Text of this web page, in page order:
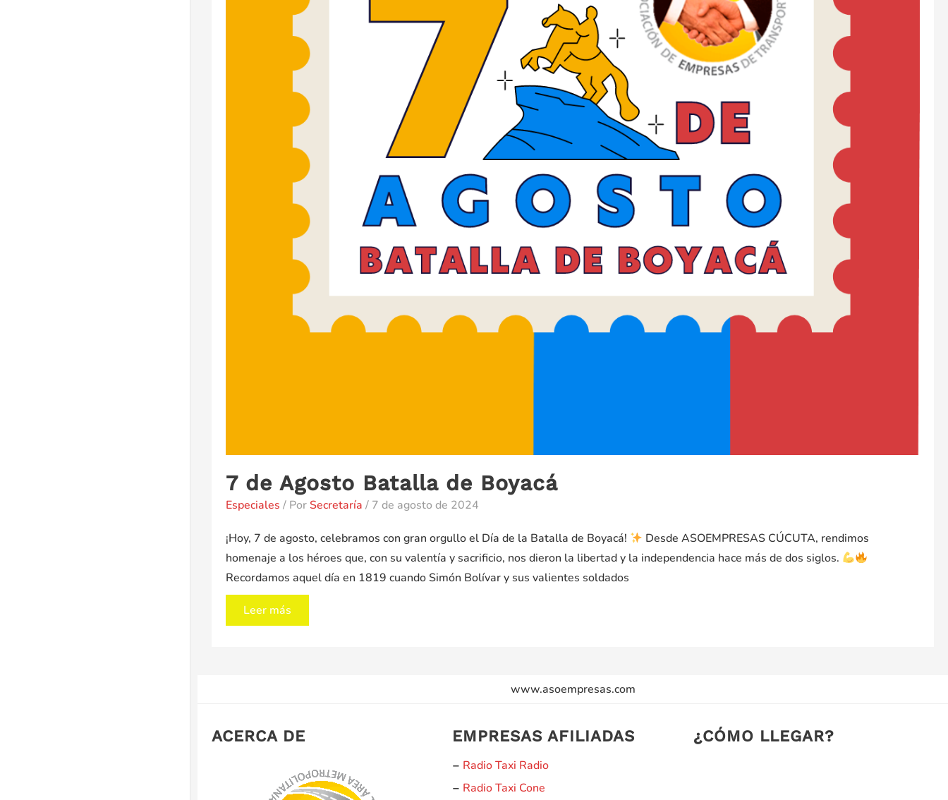
7 de Agosto Batalla de Boyacá
Especiales / PorSecretaría / 7 de agosto de 2024
¡Hoy, 7 de agosto, celebramos con gran orgullo el Día de la Batalla de Boyacá!
Desde ASOEMPRESAS CÚCUTA, rendimos
homenaje a los héroes que, con su valentía y sacrificio, nos dieron la libertad y la independencia hace más de dos siglos.
Recordamos aquel día en 1819 cuando Simón Bolívar y sus valientes soldados
7
de
Leer más
www.asoempresas.com
ACERCA DE EMPRESAS AFILIADAS
– Radio Taxi Radio
– Radio Taxi Cone
¿CÓMO LLEGAR?